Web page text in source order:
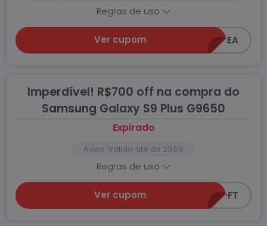
Regras de uso
Ver cupom FT-10-CEA
Imperdível! R$700 off na compra do
Samsung Galaxy S9 Plus G9650
Expirado
Aviso: Válido até às 23:59
Regras de uso
Ver cupom CEA-S9-FT